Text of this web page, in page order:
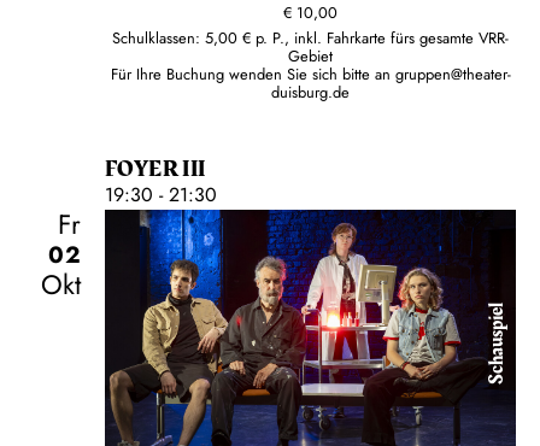
€ 10,00
Schulklassen: 5,00 € p. P., inkl. Fahrkarte fürs gesamte VRR-
Gebiet
Für Ihre Buchung wenden Sie sich bitte an gruppen@theater-
duisburg.de
FOYER III
19:30 - 21:30
Fr
02
Okt
Schauspiel